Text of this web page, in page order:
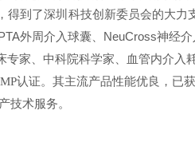
得到了深圳科技创新委员会的大
外周介入球囊、 NeuCross神经
专家、中科院科学家、血管内介
认证。其主流产品性能优良，已
技术服务。